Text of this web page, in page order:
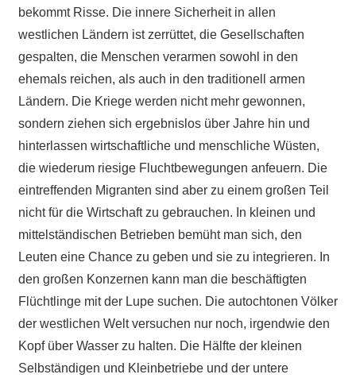
bekommt Risse. Die innere Sicherheit in allen
westlichen Ländern ist zerrüttet, die Gesellschaften
gespalten, die Menschen verarmen sowohl in den
ehemals reichen, als auch in den traditionell armen
Ländern. Die Kriege werden nicht mehr gewonnen,
sondern ziehen sich ergebnislos über Jahre hin und
hinterlassen wirtschaftliche und menschliche Wüsten,
die wiederum riesige Fluchtbewegungen anfeuern. Die
eintreffenden Migranten sind aber zu einem großen Teil
nicht für die Wirtschaft zu gebrauchen. In kleinen und
mittelständischen Betrieben bemüht man sich, den
Leuten eine Chance zu geben und sie zu integrieren. In
den großen Konzernen kann man die beschäftigten
Flüchtlinge mit der Lupe suchen. Die autochtonen Völker
der westlichen Welt versuchen nur noch, irgendwie den
Kopf über Wasser zu halten. Die Hälfte der kleinen
Selbständigen und Kleinbetriebe und der untere